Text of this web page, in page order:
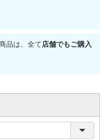
品は、全て店舗でもご購入